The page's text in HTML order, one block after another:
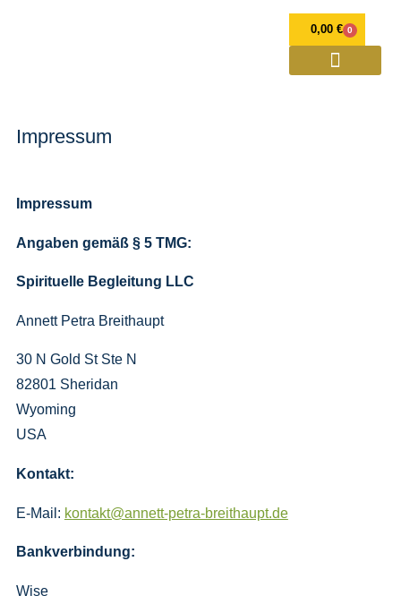
0,00 € 0
Impressum
Impressum
Angaben gemäß § 5 TMG:
Spirituelle Begleitung LLC
Annett Petra Breithaupt
30 N Gold St Ste N
82801 Sheridan
Wyoming
USA
Kontakt:
E-Mail: kontakt@annett-petra-breithaupt.de
Bankverbindung:
Wise